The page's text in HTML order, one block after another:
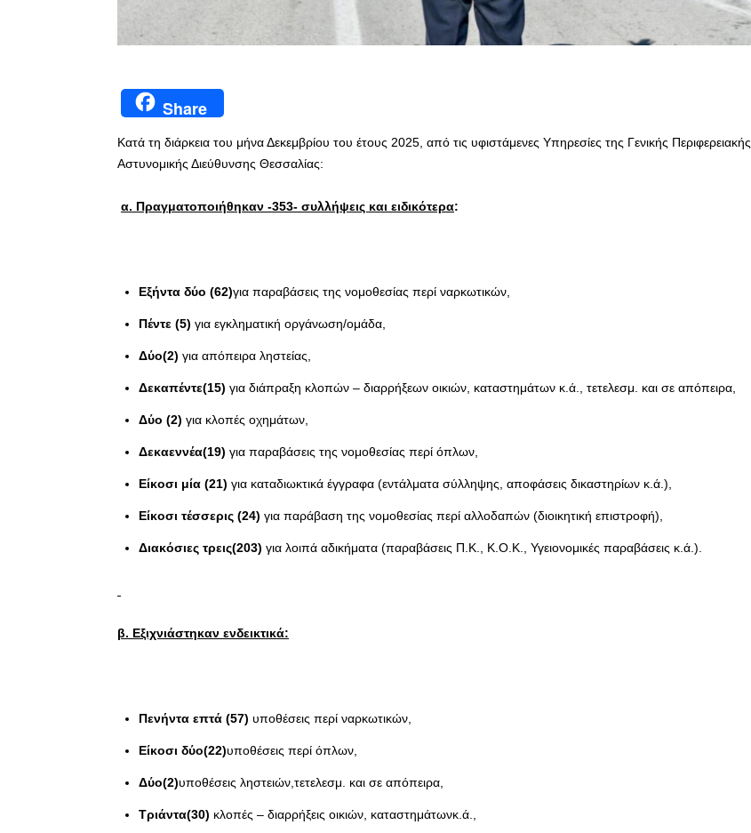
Share
Κατά τη διάρκεια του μήνα Δεκεμβρίου του έτους 2025, από τις υφιστάμενες Υπηρεσίες της Γενικής Περιφερειακής
Αστυνομικής Διεύθυνσης Θεσσαλίας:
α. Πραγματοποιήθηκαν -353- συλλήψεις και ειδικότερα:
Εξήντα δύο (62)για παραβάσεις της νομοθεσίας περί ναρκωτικών,
Πέντε (5) για εγκληματική οργάνωση/ομάδα,
Δύο(2) για απόπειρα ληστείας,
Δεκαπέντε(15) για διάπραξη κλοπών – διαρρήξεων οικιών, καταστημάτων κ.ά., τετελεσμ. και σε απόπειρα,
Δύο (2) για κλοπές οχημάτων,
Δεκαεννέα(19) για παραβάσεις της νομοθεσίας περί όπλων,
Είκοσι μία (21) για καταδιωκτικά έγγραφα (εντάλματα σύλληψης, αποφάσεις δικαστηρίων κ.ά.),
Είκοσι τέσσερις (24) για παράβαση της νομοθεσίας περί αλλοδαπών (διοικητική επιστροφή),
Διακόσιες τρεις(203) για λοιπά αδικήματα (παραβάσεις Π.Κ., Κ.Ο.Κ., Υγειονομικές παραβάσεις κ.ά.).
β. Εξιχνιάστηκαν ενδεικτικά:
Πενήντα επτά (57) υποθέσεις περί ναρκωτικών,
Είκοσι δύο(22)υποθέσεις περί όπλων,
Δύο(2)υποθέσεις ληστειών,τετελεσμ. και σε απόπειρα,
Τριάντα(30) κλοπές – διαρρήξεις οικιών, καταστημάτωνκ.ά.,